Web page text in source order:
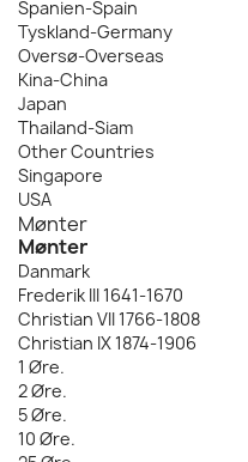
Spanien-Spain
Tyskland-Germany
Oversø-Overseas
Kina-China
Japan
Thailand-Siam
Other Countries
Singapore
USA
Mønter
Mønter
Danmark
Frederik III 1641-1670
Christian VII 1766-1808
Christian IX 1874-1906
1 Øre.
2 Øre.
5 Øre.
10 Øre.